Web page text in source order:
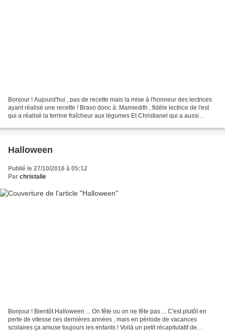
Bonjour ! Aujourd'hui , pas de recette mais la mise à l'honneur des lectrices
ayant réalisé une recette ! Bravo donc à: Mamiedith , fidèle lectrice de l'est
qui a réalisé la terrine fraîcheur aux légumes Et Christianel qui a aussi
Halloween
Publié le 27/10/2016 à 05:12
Par christalie
Bonjour ! Bientôt Halloween ... On fête ou on ne fête pas ... C'est plutôt en
perte de vitesse ces dernières années , mais en période de vacances
scolaires ça amuse toujours les enfants ! Voilà un petit récapitulatif de